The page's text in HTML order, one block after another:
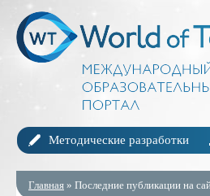
Методические разработки
Главная » Последние публикации на